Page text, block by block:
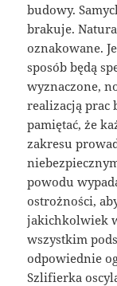
budowy.
brakuje.
oznakowane.
sposób będą
wyznaczone,
realizacją prac
pamiętać, że
zakresu
powodu
ostrożności,
jakichkolwiek
wszystkim
odpowiednie
Szlifierka